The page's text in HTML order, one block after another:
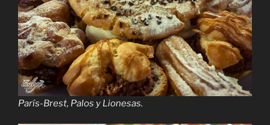
París-Brest, Palos y Lionesas.